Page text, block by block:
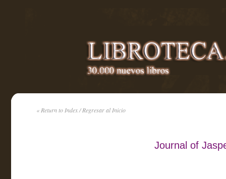
« Return to Index / Regresar al Inicio
Journal of